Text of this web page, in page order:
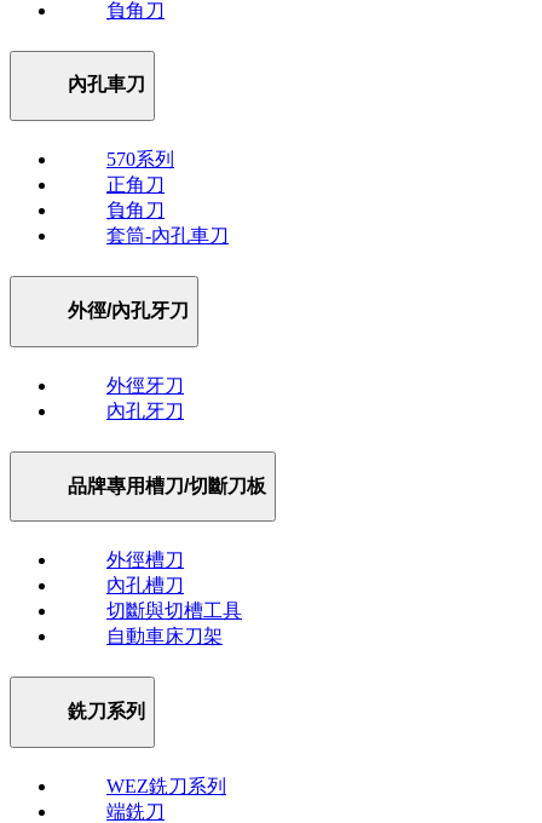
負角刀
內孔車刀
570系列
正角刀
負角刀
套筒-內孔車刀
外徑/內孔牙刀
外徑牙刀
內孔牙刀
品牌專用槽刀/切斷刀板
外徑槽刀
內孔槽刀
切斷與切槽工具
自動車床刀架
銑刀系列
WEZ銑刀系列
端銑刀